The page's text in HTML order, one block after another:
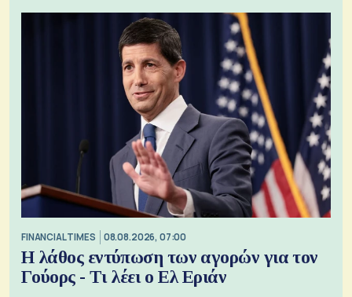
FINANCIAL TIMES 08.08.2026, 07:00
Η λάθος εντύπωση των αγορών για τον
Γούορς - Τι λέει ο Ελ Εριάν